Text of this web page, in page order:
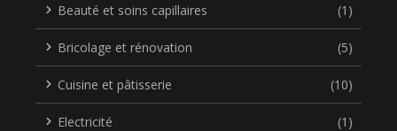
Beauté et soins capillaires (1)
Bricolage et rénovation (5)
Cuisine et pâtisserie (10)
Electricité (1)